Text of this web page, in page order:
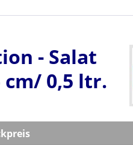
- Salat
0,5 ltr.